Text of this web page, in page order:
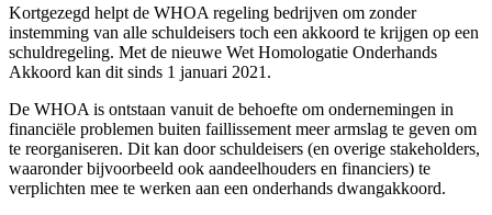
Kortgezegd helpt de WHOA regeling bedrijven om zonder
instemming van alle schuldeisers toch een akkoord te krijgen op een
schuldregeling. Met de nieuwe Wet Homologatie Onderhands
Akkoord kan dit sinds 1 januari 2021.
De WHOA is ontstaan vanuit de behoefte om ondernemingen in
financiële problemen buiten faillissement meer armslag te geven om
te reorganiseren. Dit kan door schuldeisers (en overige stakeholders,
waaronder bijvoorbeeld ook aandeelhouders en financiers) te
verplichten mee te werken aan een onderhands dwangakkoord.